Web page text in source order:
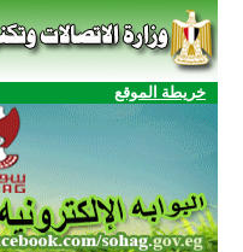
خريطة الموقع